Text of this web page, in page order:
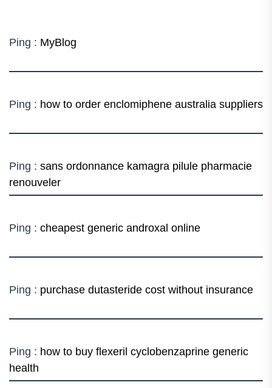
Ping : MyBlog
Ping : how to order enclomiphene australia suppliers
Ping : sans ordonnance kamagra pilule pharmacie
renouveler
Ping : cheapest generic androxal online
Ping : purchase dutasteride cost without insurance
Ping : how to buy flexeril cyclobenzaprine generic
health